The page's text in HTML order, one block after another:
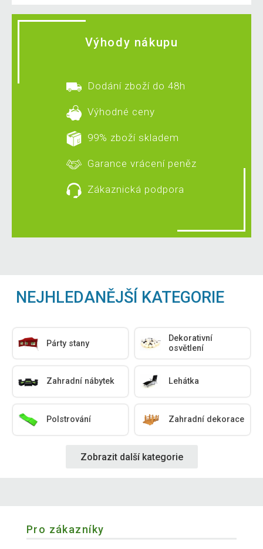
Výhody nákupu
Dodání zboží do 48h
Výhodné ceny
99% zboží skladem
Garance vrácení peněz
Zákaznická podpora
NEJHLEDANĚJŠÍ KATEGORIE
Párty stany
Dekorativní
osvětlení
Zahradní nábytek Lehátka
Polstrování Zahradní dekorace
Zobrazit další kategorie
Pro zákazníky